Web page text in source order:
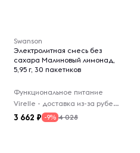
Swanson
Электролитная смесь без
сахара Малиновый лимонад,
5,95 г, 30 пакетиков
Функциональное питание
Virelle - доставка из-за рубежа
3 662 -9% 4 028